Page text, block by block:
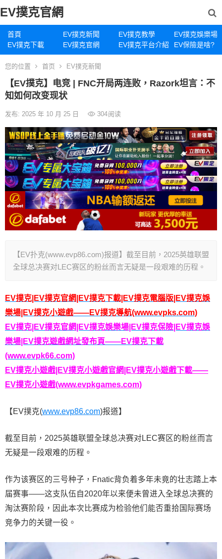
EV撲克官網
首頁 EV撲克新聞 EV撲克教學
EV撲克娛樂場
EV撲克下載
EV撲克官網 EV撲克平台介紹 EV保險是啥?
您的位置 首页 EV撲克新聞
【EV撲克】电竞 | FNC开局两连败，Razork坦言：不
知如何改变现状
发布: 2025 年 10 月 25 日 304阅读
【EV扑克(www.evp86.com)报道】截至目前，2025英雄联盟
全球总决赛对LEC赛区的粉丝而言无疑是一段艰难的历程。
EV撲克|EV撲克官網|EV撲克下載|EV撲克電腦版|EV撲克娛
樂場|EV撲克小遊戲——EV撲克導航(www.evpks.com)
EV撲克|EV撲克官網|EV撲克娛樂場|EV撲克保險|EV撲克娛
樂場|EV撲克遊戲網址發布頁——EV撲克下載
(www.evpk66.com)
EV撲克小遊戲|EV撲克小遊戲官網|EV撲克小遊戲下載——
EV撲克小遊戲(www.evpkgames.com)
【EV撲克(www.evp86.com)报道】
截至目前，2025英雄联盟全球总决赛对LEC赛区的粉丝而言
无疑是一段艰难的历程。
作为该赛区的三号种子，Fnatic背负着多年未竟的壮志踏上本
届赛事——这支队伍自2020年以来便未曾进入全球总决赛的
淘汰赛阶段，因此本次比赛成为检验他们能否重拾国际赛场
竞争力的关键一役。